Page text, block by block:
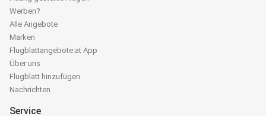
Werben?
Alle Angebote
Marken
Flugblattangebote.at App
Über uns
Flugblatt hinzufügen
Nachrichten
Service